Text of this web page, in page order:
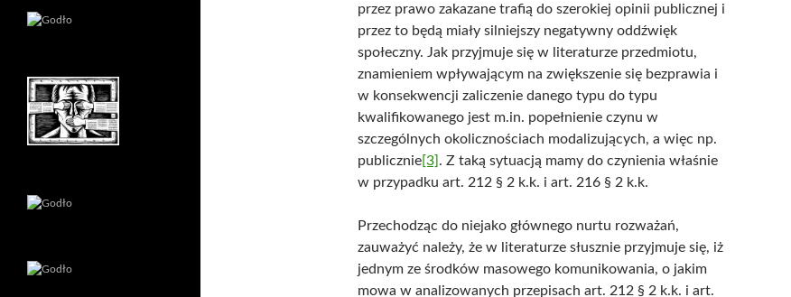
przez prawo zakazane trafią do szerokiej opinii publicznej i
przez to będą miały silniejszy negatywny oddźwięk
społeczny. Jak przyjmuje się w literaturze przedmiotu,
znamieniem wpływającym na zwiększenie się bezprawia i
w konsekwencji zaliczenie danego typu do typu
kwalifikowanego jest m.in. popełnienie czynu w
szczególnych okolicznościach modalizujących, a więc np.
publicznie[3] . Z taką sytuacją mamy do czynienia właśnie
w przypadku art. 212 § 2 k.k. i art. 216 § 2 k.k.
Przechodząc do niejako głównego nurtu rozważań,
zauważyć należy, że w literaturze słusznie przyjmuje się, iż
jednym ze środków masowego komunikowania, o jakim
mowa w analizowanych przepisach art. 212 § 2 k.k. i art.